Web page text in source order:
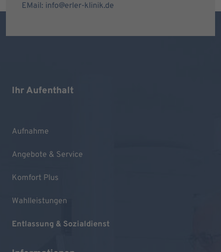
EMail: info@erler-klinik.de
Ihr Aufenthalt
Aufnahme
Angebote & Service
Komfort Plus
Wahlleistungen
Entlassung & Sozialdienst